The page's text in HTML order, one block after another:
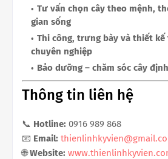
Tư vấn chọn cây theo mệnh,
gian sống
Thi công, trưng bày và thiết kế
chuyên nghiệp
Bảo dưỡng – chăm sóc cây
Thông tin liên hệ
📞 Hotline: 0916 989 868
📧 Email:
🌐Website: